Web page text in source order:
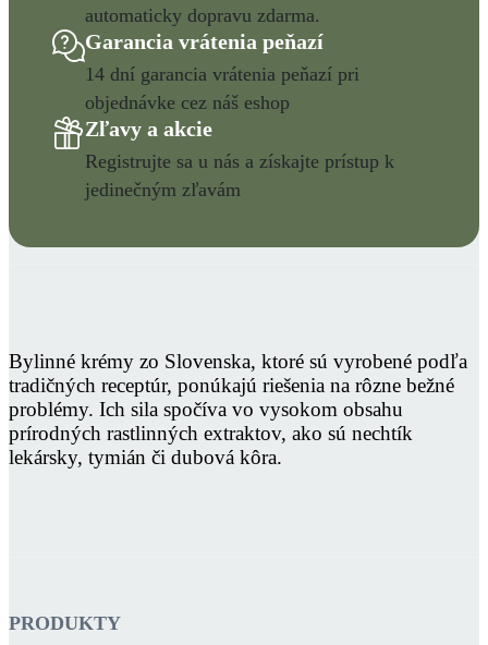
automaticky dopravu zdarma.
Garancia vrátenia peňazí
14 dní garancia vrátenia peňazí pri
objednávke cez náš eshop
Zľavy a akcie
Registrujte sa u nás a získajte prístup k
jedinečným zľavám
Bylinné krémy zo Slovenska, ktoré sú vyrobené podľa
tradičných receptúr, ponúkajú riešenia na rôzne bežné
problémy. Ich sila spočíva vo vysokom obsahu
prírodných rastlinných extraktov, ako sú nechtík
lekársky, tymián či dubová kôra.
PRODUKTY